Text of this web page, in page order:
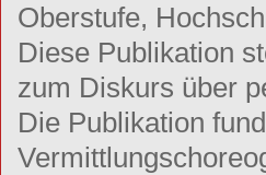
Oberstufe,
Diese Publikation
zum Diskurs über
Die Publikation